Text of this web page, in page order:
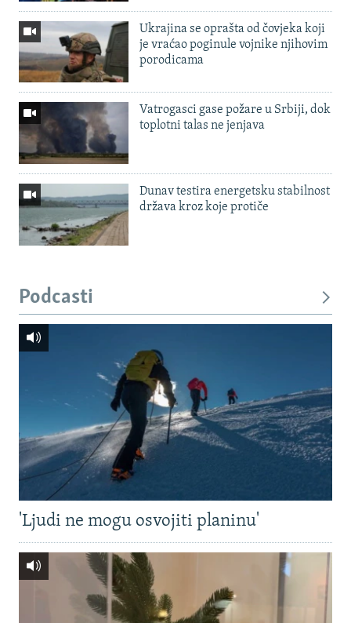
Ukrajina se oprašta od čovjeka koji
je vraćao poginule vojnike njihovim
porodicama
Vatrogasci gase požare u Srbiji, dok
toplotni talas ne jenjava
Dunav testira energetsku stabilnost
država kroz koje protiče
Podcasti
'Ljudi ne mogu osvojiti planinu'